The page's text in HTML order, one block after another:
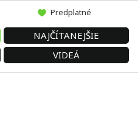
Predplatné
NAJČÍTANEJŠIE
VIDEÁ